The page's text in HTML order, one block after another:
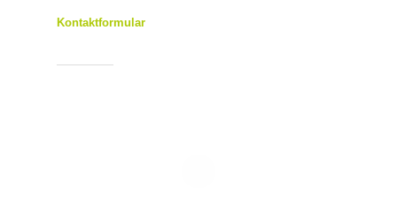
Kontaktformular